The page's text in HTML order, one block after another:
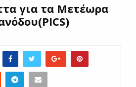
για τα Μετέωρα